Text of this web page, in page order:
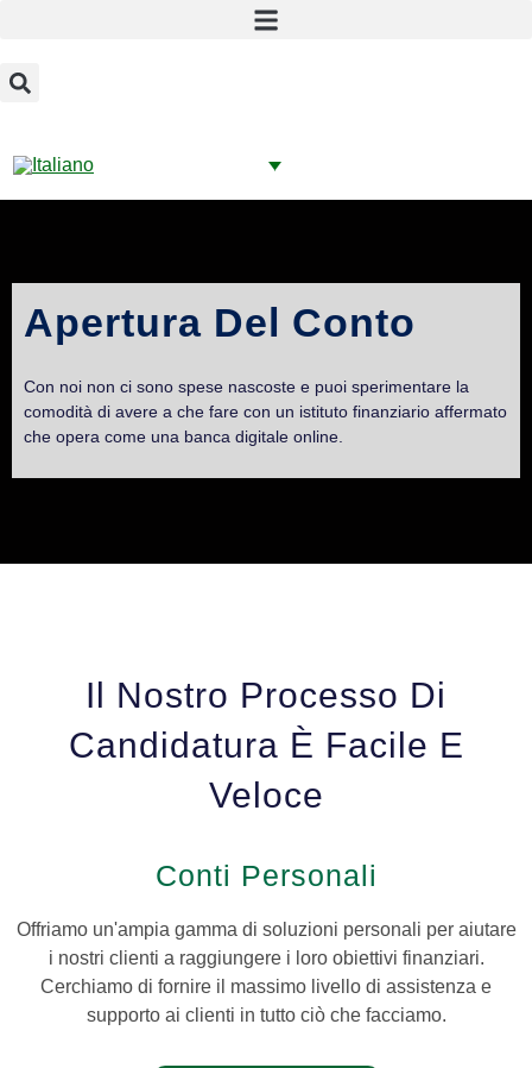
Apertura Del Conto
Con noi non ci sono spese nascoste e puoi sperimentare la
comodità di avere a che fare con un istituto finanziario affermato
che opera come una banca digitale online.
Il Nostro Processo Di
Candidatura È Facile E
Veloce
Conti Personali
Offriamo un'ampia gamma di soluzioni personali per aiutare
i nostri clienti a raggiungere i loro obiettivi finanziari.
Cerchiamo di fornire il massimo livello di assistenza e
supporto ai clienti in tutto ciò che facciamo.